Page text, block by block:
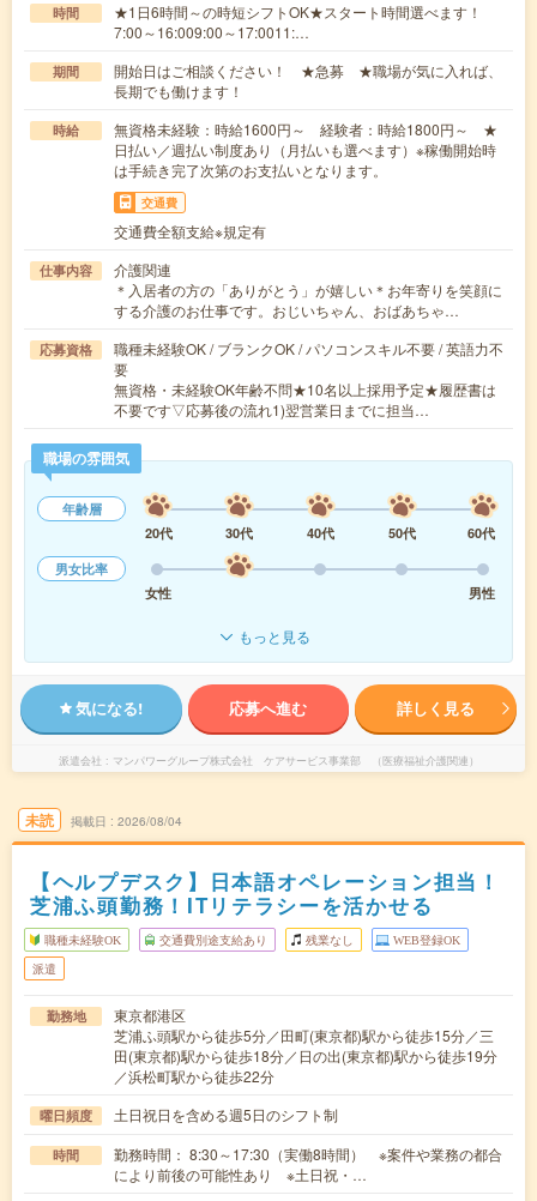
時間
★1日6時間～の時短シフトOK★スタート時間選べます！
7:00～16:009:00～17:0011:…
期間
開始日はご相談ください！ ★急募 ★職場が気に入れば、
長期でも働けます！
時給
無資格未経験：時給1600円～ 経験者：時給1800円～ ★
日払い／週払い制度あり（月払いも選べます）※稼働開始時
は手続き完了次第のお支払いとなります。
交通費
交通費全額支給※規定有
仕事内容
介護関連
＊入居者の方の「ありがとう」が嬉しい＊お年寄りを笑顔に
する介護のお仕事です。おじいちゃん、おばあちゃ…
応募資格
職種未経験OK / ブランクOK / パソコンスキル不要 / 英語力不
要
無資格・未経験OK年齢不問★10名以上採用予定★履歴書は
不要です▽応募後の流れ1)翌営業日までに担当…
職場の雰囲気
年齢層
20代
30代 40代 50代
60代
男女比率
女性
男性
もっと見る
気になる! 応募へ進む 詳しく見る
派遣会社 マンパワーグループ株式会社 ケアサービス事業部 （医療福祉介護関連）
未読 掲載日 2026/08/04
【ヘルプデスク】日本語オペレーション担当！
芝浦ふ頭勤務！ITリテラシーを活かせる
職種未経験OK 交通費別途支給あり 残業なし WEB登録OK
派遣
勤務地
東京都港区
芝浦ふ頭駅から徒歩5分／田町(東京都)駅から徒歩15分／三
田(東京都)駅から徒歩18分／日の出(東京都)駅から徒歩19分
／浜松町駅から徒歩22分
曜日頻度 土日祝日を含める週5日のシフト制
時間
勤務時間： 8:30～17:30（実働8時間） ※案件や業務の都合
により前後の可能性あり ※土日祝・…